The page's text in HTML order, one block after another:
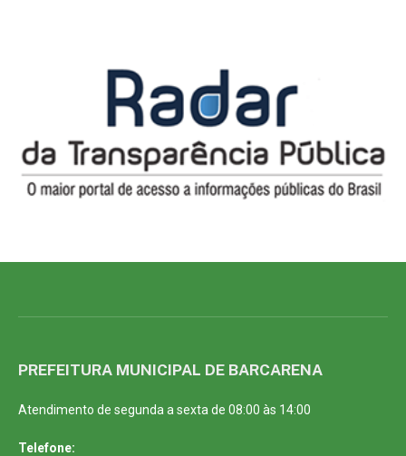
PREFEITURA MUNICIPAL DE BARCARENA
Atendimento de segunda a sexta de 08:00 às 14:00
Telefone: